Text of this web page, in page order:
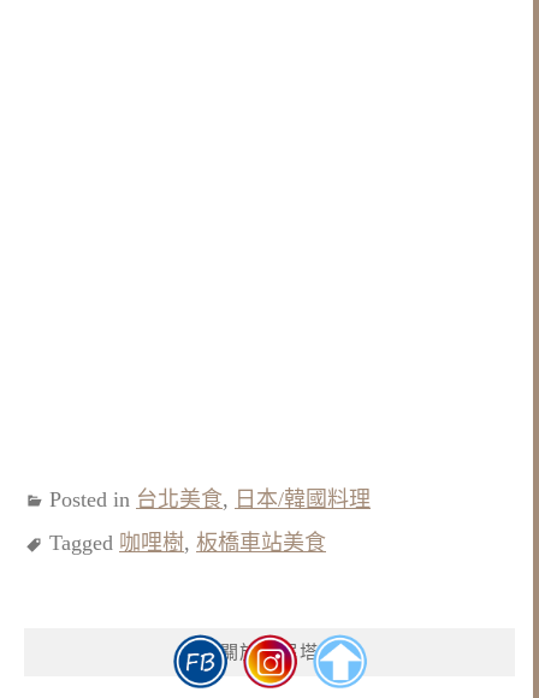
Posted in 台北美食, 日本/韓國料理
Tagged 咖哩樹, 板橋車站美食
關於安妮塔